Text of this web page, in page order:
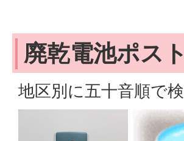
廃乾電池ポス
地区別に五十音順で